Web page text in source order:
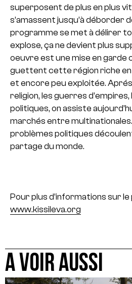
superposent de plus en plus
s’amassent jusqu’à déborder
programme se met à délirer
explose, ça ne devient plus
oeuvre est une mise en garde
guettent cette région riche
et encore peu exploitée.
religion, les guerres
politiques, on assiste
marchés entre
problèmes politiques
partage du monde.
Pour plus d’informations sur le
www.kissileva.org
A VOIR AUSSI